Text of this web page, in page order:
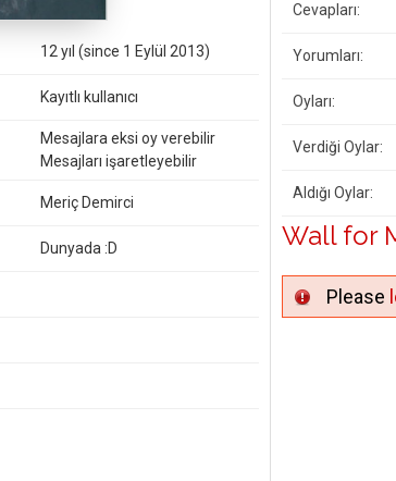
12 yıl (since 1 Eylül 2013)
Kayıtlı kullanıcı
Mesajlara eksi oy verebilir
Mesajları işaretleyebilir
Meriç Demirci
Dunyada :D
Cevapları:
Yorumları:
Oyları:
Verdiği Oylar:
Aldığı Oylar:
Wall for
Please